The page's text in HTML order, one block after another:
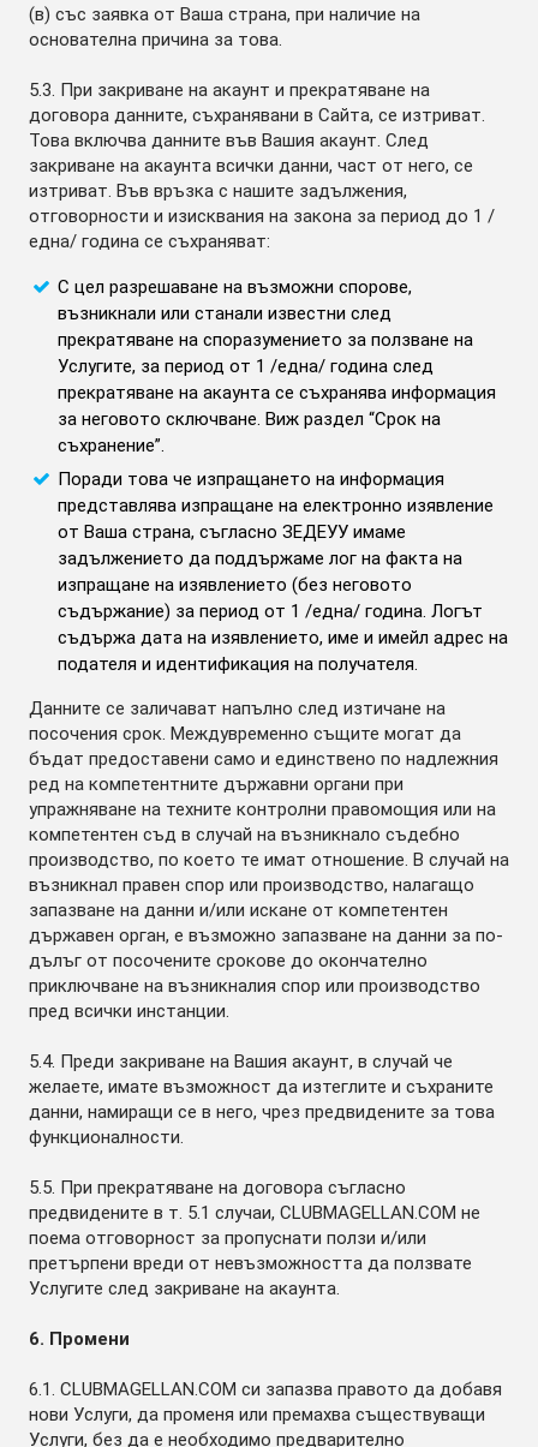
(в) със заявка от Ваша страна, при наличие на
основателна причина за това.
5.3. При закриване на акаунт и прекратяване на
договора данните, съхранявани в Сайта, се изтриват.
Това включва данните във Вашия акаунт. След
закриване на акаунта всички данни, част от него, се
изтриват. Във връзка с нашите задължения,
отговорности и изисквания на закона за период до 1 /
една/ година се съхраняват:
С цел разрешаване на възможни спорове,
възникнали или станали известни след
прекратяване на споразумението за ползване на
Услугите, за период от 1 /една/ година след
прекратяване на акаунта се съхранява информация
за неговото сключване. Виж раздел “Срок на
съхранение”.
Поради това че изпращането на информация
представлява изпращане на електронно изявление
от Ваша страна, съгласно ЗЕДЕУУ имаме
задължението да поддържаме лог на факта на
изпращане на изявлението (без неговото
съдържание) за период от 1 /една/ година. Логът
съдържа дата на изявлението, име и имейл адрес на
подателя и идентификация на получателя.
Данните се заличават напълно след изтичане на
посочения срок. Междувременно същите могат да
бъдат предоставени само и единствено по надлежния
ред на компетентните държавни органи при
упражняване на техните контролни правомощия или на
компетентен съд в случай на възникнало съдебно
производство, по което те имат отношение. В случай на
възникнал правен спор или производство, налагащо
запазване на данни и/или искане от компетентен
държавен орган, е възможно запазване на данни за по-
дълъг от посочените срокове до окончателно
приключване на възникналия спор или производство
пред всички инстанции.
5.4. Преди закриване на Вашия акаунт, в случай че
желаете, имате възможност да изтеглите и съхраните
данни, намиращи се в него, чрез предвидените за това
функционалности.
5.5. При прекратяване на договора съгласно
предвидените в т. 5.1 случаи, CLUBMAGELLAN.COM не
поема отговорност за пропуснати ползи и/или
претърпени вреди от невъзможността да ползвате
Услугите след закриване на акаунта.
6. Промени
6.1. CLUBMAGELLAN.COM си запазва правото да добавя
нови Услуги, да променя или премахва съществуващи
Услуги, без да е необходимо предварително